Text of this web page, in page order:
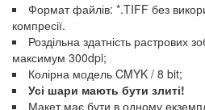
Формат файлів: *.TIFF без
компресії.
Роздільна здатність растрових
максимум 300dpi;
Колірна модель CMYK / 8 bit;
Усі шари мають бути злиті!
Макет має бути в одному